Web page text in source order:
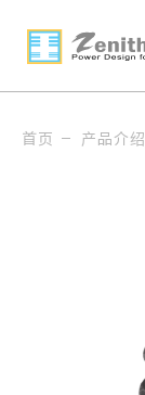
首页 产品介绍